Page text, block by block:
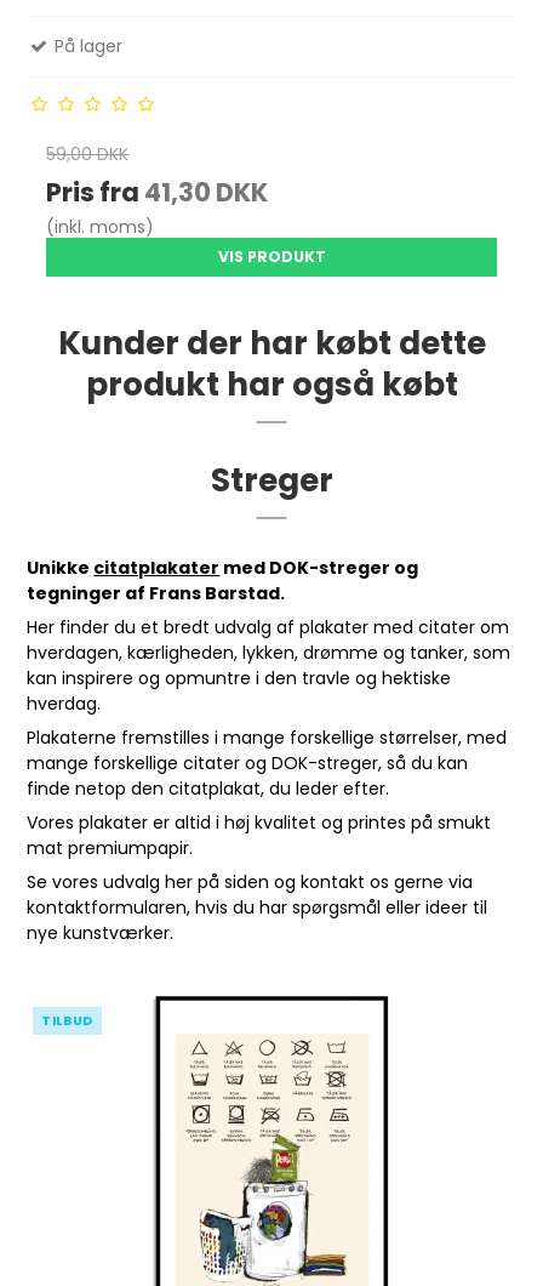
På lager
59,00 DKK
Pris fra 41,30 DKK
(inkl. moms)
VIS PRODUKT
Kunder der har købt dette
produkt har også købt
Streger
Unikke citatplakater med DOK-streger og
tegninger af Frans Barstad.
Her finder du et bredt udvalg af plakater med citater om
hverdagen, kærligheden, lykken, drømme og tanker, som
kan inspirere og opmuntre i den travle og hektiske
hverdag.
Plakaterne fremstilles i mange forskellige størrelser, med
mange forskellige citater og DOK-streger, så du kan
finde netop den citatplakat, du leder efter.
Vores plakater er altid i høj kvalitet og printes på smukt
mat premiumpapir.
Se vores udvalg her på siden og kontakt os gerne via
kontaktformularen, hvis du har spørgsmål eller ideer til
nye kunstværker.
TILBUD